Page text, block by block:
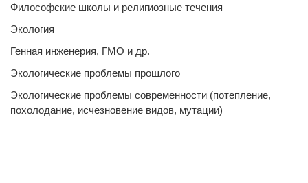
Философские школы и религиозные течения
Экология
Генная инженерия, ГМО и др.
Экологические проблемы прошлого
Экологические проблемы современности (потепление,
похолодание, исчезновение видов, мутации)